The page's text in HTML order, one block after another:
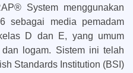
System menggunakan
sebagai media pemadam
D dan E, yang umum
logam. Sistem ini telah
Standards Institution (BSI)